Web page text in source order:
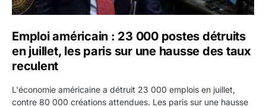
Emploi américain : 23 000 postes détruits
en juillet, les paris sur une hausse des taux
reculent
L'économie américaine a détruit 23 000 emplois en juillet,
contre 80 000 créations attendues. Les paris sur une hausse